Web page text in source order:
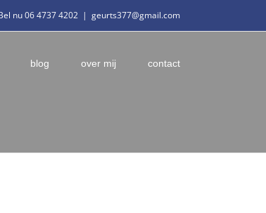
nu 06 4737 4202 | geurts377@gmail.com
blog over mij contact